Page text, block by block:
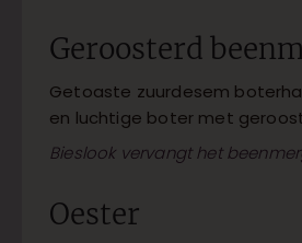
Geroosterd
Getoaste zuurdesem
en luchtige boter met
Bieslook vervangt het
Oester